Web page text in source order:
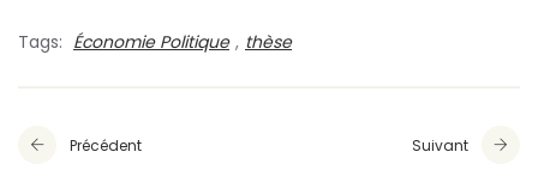
Tags: Économie Politique , thèse
Précédent Suivant